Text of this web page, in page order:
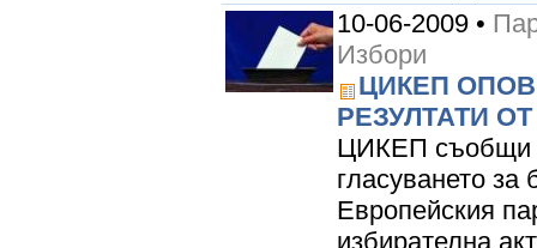
10-06-2009 •
Избори
ЦИКЕП
РЕЗУЛТАТИ
ЦИКЕП съобщи
гласуването за
Европейския
избирателна